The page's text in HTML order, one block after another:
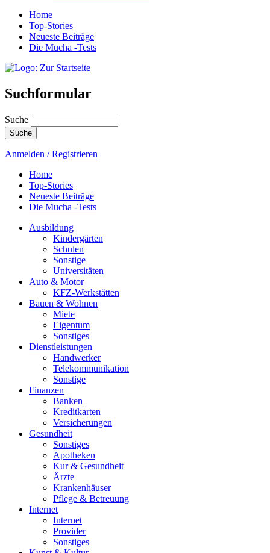
Home
Top-Stories
Neueste Beiträge
Die Mucha -Tests
Suchformular
Suche
Anmelden / Registrieren
Home
Top-Stories
Neueste Beiträge
Die Mucha -Tests
Ausbildung
Kindergärten
Schulen
Sonstige
Universitäten
Auto & Motor
KFZ-Werkstätten
Bauen & Wohnen
Miete
Eigentum
Sonstiges
Dienstleistungen
Handwerker
Telekommunikation
Sonstige
Finanzen
Banken
Kreditkarten
Versicherungen
Gesundheit
Sonstiges
Apotheken
Kur & Gesundheit
Ärzte
Krankenhäuser
Pflege & Betreuung
Internet
Internet
Provider
Sonstiges